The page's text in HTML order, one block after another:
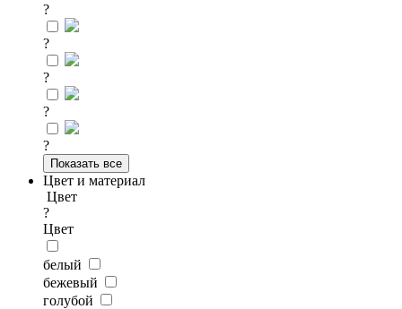
?
?
?
?
?
Показать все
Цвет и материал
Цвет
?
Цвет
белый
бежевый
голубой